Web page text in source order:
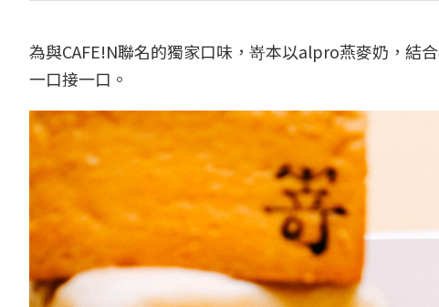
為與CAFE!N聯名的獨家口味，嵜本以alpro燕麥奶，結
一口接一口。